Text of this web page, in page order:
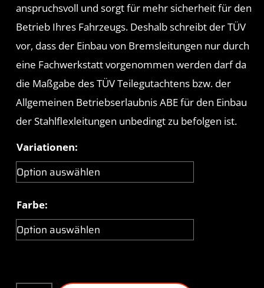
anspruchsvoll und sorgt für mehr sicherheit für den
Betrieb Ihres Fahrzeugs. Deshalb schreibt der TÜV
vor, dass der Einbau von Bremsleitungen nur durch
eine Fachwerkstatt vorgenommen werden darf da
die Maßgabe des TÜV Teilegutachtens bzw. der
Allgemeinen Betriebserlaubnis ABE für den Einbau
der Stahlflexleitungen unbedingt zu befolgen ist.
Variationen:
Farbe: